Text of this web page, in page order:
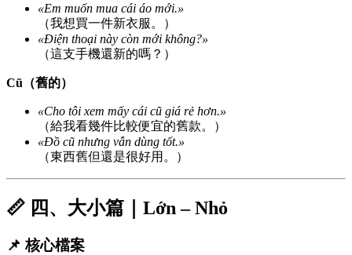
«Em muốn mua cái áo mới.»
（我想買一件新衣服。）
«Điện thoại này còn mới không?»
（這支手機還新的嗎？）
Cũ（舊的）
«Cho tôi xem mấy cái cũ giá rẻ hơn.»
（給我看幾件比較便宜的舊款。）
«Đồ cũ nhưng vẫn dùng tốt.»
（東西舊但還是很好用。）
📏 四、大小篇｜Lớn – Nhỏ
📌 核心檔案